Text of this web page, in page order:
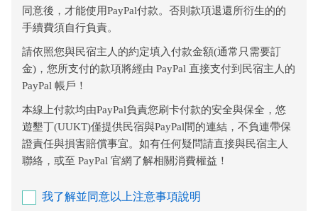
同意後，才能使用PayPal付款。否則款項退還所衍生的的
手續費須自行負責。
請依照您與民宿主人的約定填入付款金額(通常只需要訂
金)，您所支付的款項將經由 PayPal 直接支付到民宿主人的
PayPal 帳戶！
本線上付款均由PayPal負責您刷卡付款的安全與保全，悠
遊墾丁(UUKT)僅提供民宿與PayPal間的連結，不負連帶保
證責任與損害賠償事宜。如有任何疑問請直接與民宿主人
聯絡，或至 PayPal 官網了解相關消費權益！
我了解並同意以上注意事項說明